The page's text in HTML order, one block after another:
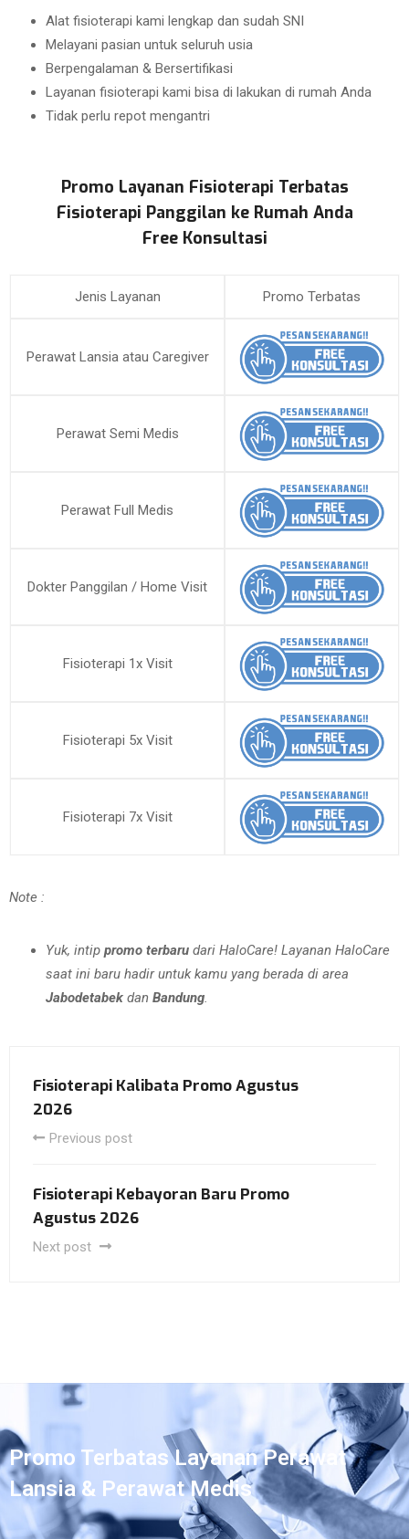
Alat fisioterapi kami lengkap dan sudah SNI
Melayani pasian untuk seluruh usia
Berpengalaman & Bersertifikasi
Layanan fisioterapi kami bisa di lakukan di rumah Anda
Tidak perlu repot mengantri
Promo Layanan Fisioterapi Terbatas
Fisioterapi Panggilan ke Rumah Anda
Free Konsultasi
Jenis Layanan Promo Terbatas
Perawat Lansia atau Caregiver
Perawat Semi Medis
Perawat Full Medis
Dokter Panggilan / Home Visit
Fisioterapi 1x Visit
Fisioterapi 5x Visit
Fisioterapi 7x Visit
Note :
Yuk, intip promo terbaru dari HaloCare! Layanan HaloCare
saat ini baru hadir untuk kamu yang berada di area
Jabodetabek dan Bandung.
Fisioterapi Kalibata Promo Agustus
2026
Previous post
Fisioterapi Kebayoran Baru Promo
Agustus 2026
Next post
Promo Terbatas Layanan Perawat
Lansia & Perawat Medis